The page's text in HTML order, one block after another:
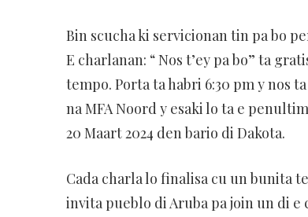
Bin scucha ki servicionan tin pa bo
E charlanan: “ Nos t’ey pa bo” ta
tempo. Porta ta habri 6:30 pm y nos
na MFA Noord y esaki lo ta e
20 Maart 2024 den bario di Dakota.
Cada charla lo finalisa cu un bunita
invita pueblo di Aruba pa join un di e